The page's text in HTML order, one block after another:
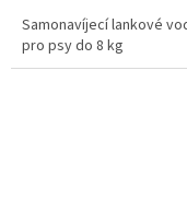
Samonavíjecí lankové
pro psy do 8 kg